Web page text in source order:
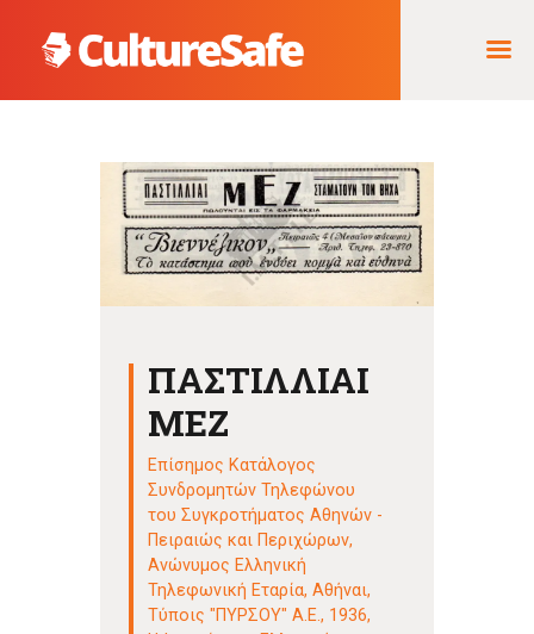
ΑΡΧΙΚΉ
ΦΟΡΈΑΣ ΥΛΟΠΟΊΗΣΗΣ
& ΈΡΓΑ
ΠΑΣΤΙΛΛΙΑΙ
ΜΕΖ
Επίσημος Κατάλογος
Συνδρομητών Τηλεφώνου
του Συγκροτήματος Αθηνών -
Πειραιώς και Περιχώρων,
Ανώνυμος Ελληνική
Τηλεφωνική Εταρία, Αθήναι,
Τύποις "ΠΥΡΣΟΥ" Α.Ε., 1936,